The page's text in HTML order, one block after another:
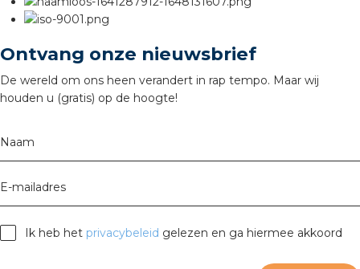
Ontvang onze nieuwsbrief
De wereld om ons heen verandert in rap tempo. Maar wij
houden u (gratis) op de hoogte!
Naam
E-mailadres
Ik heb het privacybeleid gelezen en ga hiermee akkoord